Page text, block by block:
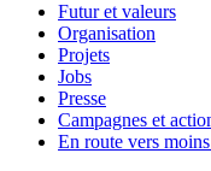
Futur et valeurs
Organisation
Projets
Jobs
Presse
Campagnes et
En route vers